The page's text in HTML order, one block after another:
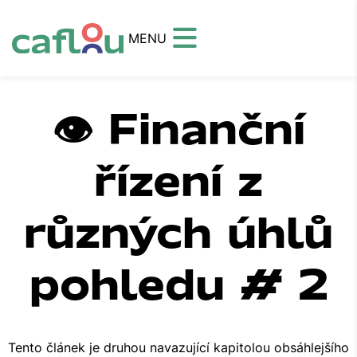
MENU
👁️ Finanční
řízení z
různých úhlů
pohledu # 2
Tento článek je druhou navazující kapitolou obsáhlejšího